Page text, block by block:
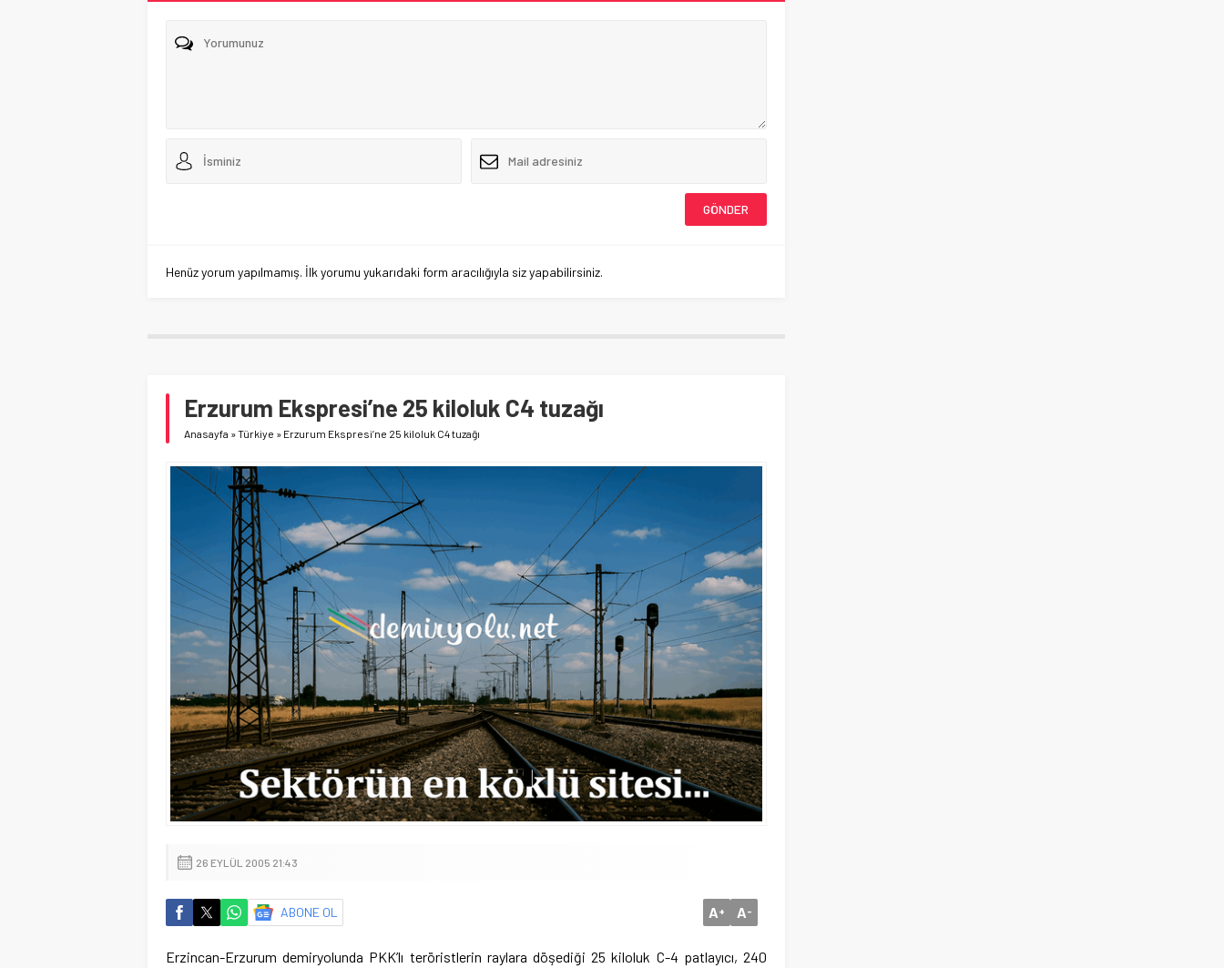
Henüz yorum yapılmamış. İlk yorumu yukarıdaki form aracılığıyla siz yapabilirsiniz.
Erzurum Ekspresi’ne 25 kiloluk C4 tuzağı
Anasayfa »Türkiye » Erzurum Ekspresi’ne 25 kiloluk C4 tuzağı
26 EYLÜL 2005 21:43
ABONE OL A+ A-
Erzincan-Erzurum demiryolunda PKK’lı teröristlerin raylara döşediği 25 kiloluk C-4 patlayıcı, 240